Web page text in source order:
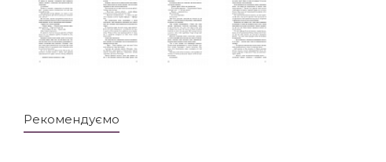
Рекомендуємо